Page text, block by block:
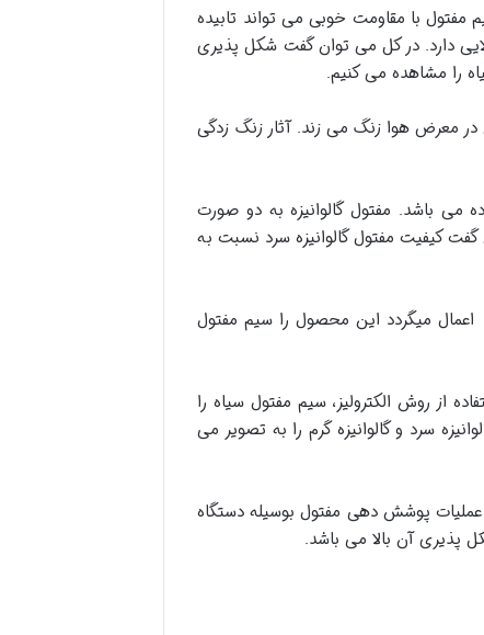
مفتول با مقاومت خوبی می تواند تابیده
دارد. در کل می توان گفت شکل پذیری
در معرض هوا زنگ می زند. آثار زنگ زدگی
می باشد. مفتول گالوانیزه به دو صورت
گفت کیفیت مفتول گالوانیزه سرد نسبت به
اعمال میگردد این محصول را سیم مفتول
از روش الکترولیز، سیم مفتول سیاه را
کمتر از گالوانیزاسیون گرم می باشد. تصویر شماره 4 – سیم مفتول گالوانیزه سرد و گالوانیزه گرم را به تصویر می
پوشش دهی مفتول بوسیله دستگاه
پذیری آن بالا می باشد.